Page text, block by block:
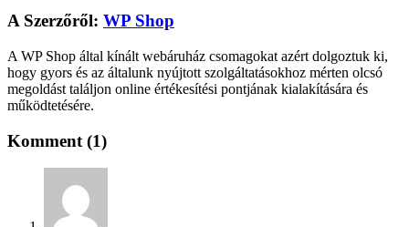
A Szerzőről: WP Shop
A WP Shop által kínált webáruház csomagokat azért dolgoztuk ki,
hogy gyors és az általunk nyújtott szolgáltatásokhoz mérten olcsó
megoldást találjon online értékesítési pontjának kialakítására és
működtetésére.
Komment (1)